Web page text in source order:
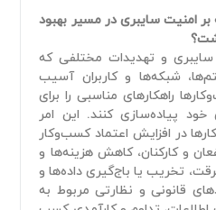
امنیت سایبری در مسیر بهبود
و تهدیدات مختلفی که
شبکه‌ها و کاربران آسیب
راهکارهای مناسبی را برای
پیاده‌سازی کنند. این امر
در افزایش اعتماد کسب‌وکار
و کارکنان، کاهش هزینه‌ها و
تخریب یا باج‌گیری داده‌ها و
قانونی و نظارتی مربوط به